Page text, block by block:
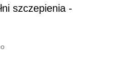
szczepienia -